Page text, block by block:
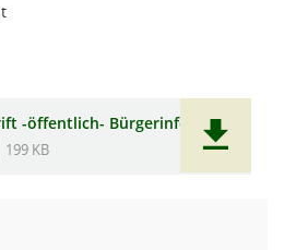
-öffentlich- Bürgerinfo
199 KB